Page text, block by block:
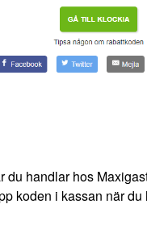
handlar hos
koden i kassan när